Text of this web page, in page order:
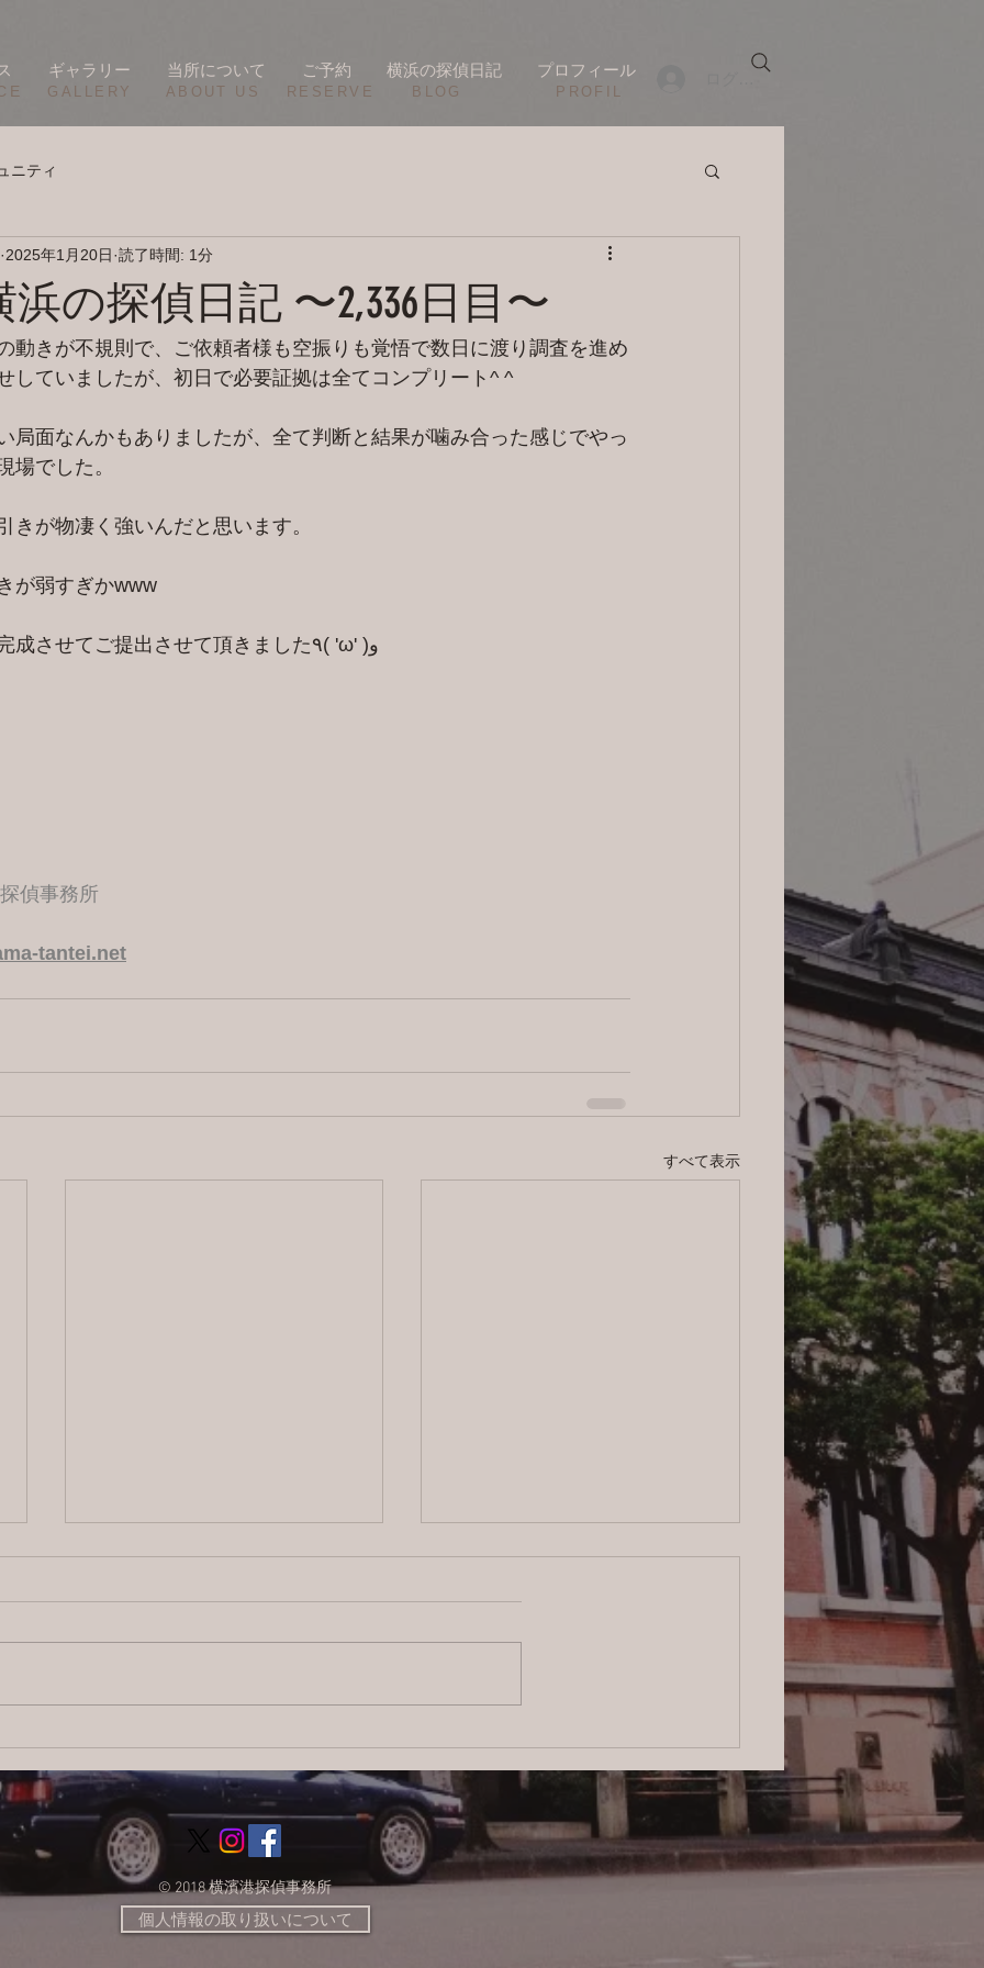
ログイン
ギャラリー 当所について ご予約 横浜の探偵日記 プロフィール
​GALLERY ​ABOUT US ​PROFIL
RESERVE BLOG
ニティ
浜の探偵日記 〜2,336日目〜
2025年1月20日 読了時間: 1分
動きが不規則で、ご依頼者様も空振りも覚悟で数日に渡り調査を進め
していましたが、初日で必要証拠は全てコンプリート^ ^
局面なんかもありましたが、全て判断と結果が噛み合った感じでやっ
場でした。
きが物凄く強いんだと思います。
が弱すぎかwww
早速今日ご報告書を完成させてご提出させて頂きました٩( 'ω' )و
偵事務所
tantei.net
すべて表示
日目〜
ス：信頼と安心をお届けする
調査のプロフェッショナル
© 2018 横濱港探偵事務所
個人情報の取り扱いについて